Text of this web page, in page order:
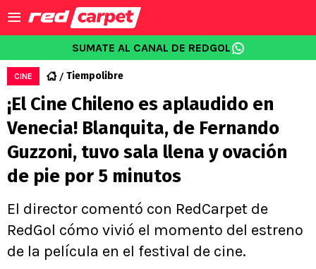
SUMATE AL CANAL DE REDGOL
CINE Tiempolibre
¡El Cine Chileno es aplaudido en
Venecia! Blanquita, de Fernando
Guzzoni, tuvo sala llena y ovación
de pie por 5 minutos
El director comentó con RedCarpet de
RedGol cómo vivió el momento del estreno
de la película en el festival de cine.